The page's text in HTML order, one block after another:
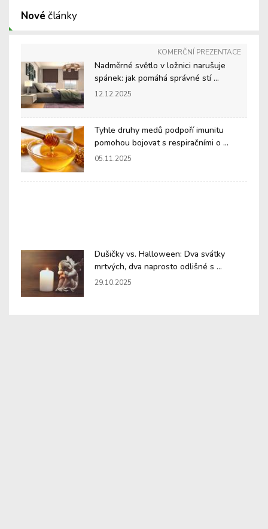
Nové články
KOMERČNÍ PREZENTACE
Nadměrné světlo v ložnici narušuje
spánek: jak pomáhá správné stí ...
12.12.2025
Tyhle druhy medů podpoří imunitu
pomohou bojovat s respiračními o ...
05.11.2025
Dušičky vs. Halloween: Dva svátky
mrtvých, dva naprosto odlišné s ...
29.10.2025